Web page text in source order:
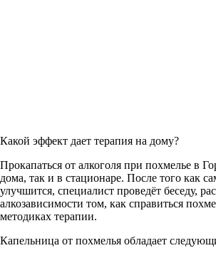
Какой эффект дает терапия на дому?
Прокапаться от алкоголя при похмелье в
дома, так и в стационаре. После того как
улучшится, специалист проведёт беседу,
алкозависимости том, как справиться
методиках терапии.
Капельница от похмелья обладает